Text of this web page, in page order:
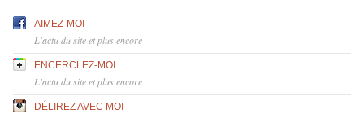
AIMEZ-MOI
L'actu du site et plus encore
ENCERCLEZ-MOI
L'actu du site et plus encore
DÉLIREZ AVEC MOI